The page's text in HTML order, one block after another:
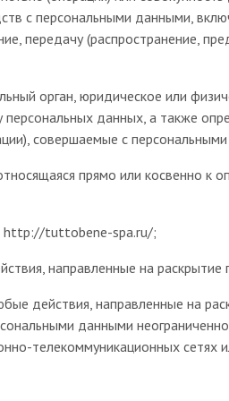
с персональными данными,
передачу (распространение,
орган, юридическое или
данных, а также
совершаемые с
прямо или косвенно к
http://tuttobene-spa.ru/;
направленные на
действия, направленные на
данными
телекоммуникационных